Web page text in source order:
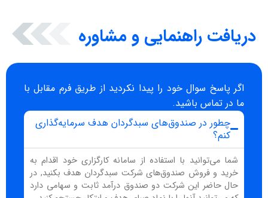
دریافت راهنمایی و مشاوره
اگر پاسخ سوال خود را پیدا نکردید از طریق فرم مقابل با
ما در تماس باشید.
چطور در صندوق‌های سبدگردان هدف سرمایه‌گذاری
کنم؟
شما می‌توانید با استفاده از سامانه کارگزاری خود اقدام به
خرید و فروش صندوق‌های شرکت سبدگردان هدف بکنید, در
حال حاضر این شرکت دو صندوق درآمد ثابت و سهامی دارد